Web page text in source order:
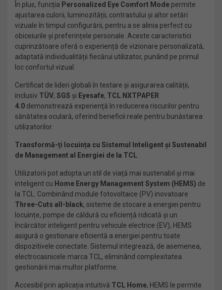
În plus, funcția Personalized Eye Comfort Mode permite
ajustarea culorii, luminozității, contrastului și altor setări
vizuale în timpul configurării, pentru a se alinia perfect cu
obiceiurile și preferințele personale. Aceste caracteristici
cuprinzătoare oferă o experiență de vizionare personalizată,
adaptată individualității fiecărui utilizator, punând pe primul
loc confortul vizual.
Certificat de lideri globali în testare și asigurarea calității,
inclusiv TÜV, SGS și Eyesafe, TCL NXTPAPER
4.0 demonstrează experiență în reducerea riscurilor pentru
sănătatea oculară, oferind beneficii reale pentru bunăstarea
utilizatorilor.
Transformă-ți locuința cu Sistemul Inteligent și Sustenabil
de Management al Energiei de la TCL
Utilizatorii pot adopta un stil de viață mai sustenabil și mai
inteligent cu Home Energy Management System (HEMS) de
la TCL. Combinând module fotovoltaice (PV) inovatoare
Three-Cuts all-black, sisteme de stocare a energiei pentru
locuințe, pompe de căldură cu eficiență ridicată și un
încărcător inteligent pentru vehicule electrice (EV), HEMS
asigură o gestionare eficientă a energiei pentru toate
dispozitivele conectate. Sistemul integrează, de asemenea,
electrocasnicele marca TCL, eliminând complexitatea
gestionării mai multor platforme.
Accesibil prin aplicația intuitivă TCL Home, HEMS le permite